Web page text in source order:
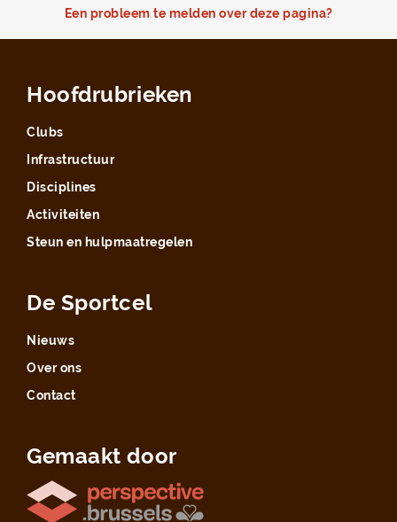
Een probleem te melden over deze pagina?
Hoofdrubrieken
Clubs
Infrastructuur
Disciplines
Activiteiten
Steun en hulpmaatregelen
De Sportcel
Nieuws
Over ons
Contact
Gemaakt door